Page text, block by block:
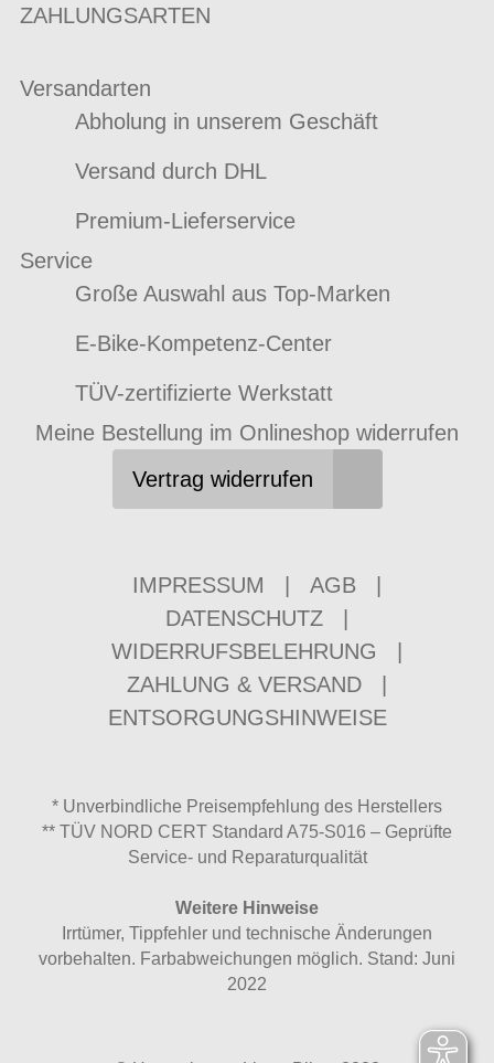
ZAHLUNGSARTEN
Versandarten
Abholung in unserem Geschäft
Versand durch DHL
Premium-Lieferservice
Service
Große Auswahl aus Top-Marken
E-Bike-Kompetenz-Center
TÜV-zertifizierte Werkstatt
Meine Bestellung im Onlineshop widerrufen
Vertrag widerrufen
IMPRESSUM AGB
DATENSCHUTZ
WIDERRUFSBELEHRUNG
ZAHLUNG & VERSAND
ENTSORGUNGSHINWEISE
* Unverbindliche Preisempfehlung des Herstellers
** TÜV NORD CERT Standard A75-S016 – Geprüfte
Service- und Reparaturqualität
Weitere Hinweise
Irrtümer, Tippfehler und technische Änderungen
vorbehalten. Farbabweichungen möglich. Stand: Juni
2022